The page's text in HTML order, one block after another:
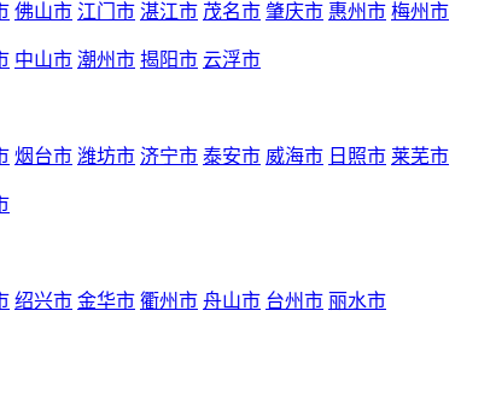
佛山市 江门市 湛江市 茂名市 肇庆市 惠州市 梅州市
中山市 潮州市 揭阳市 云浮市
烟台市 潍坊市 济宁市 泰安市 威海市 日照市 莱芜市
绍兴市 金华市 衢州市 舟山市 台州市 丽水市